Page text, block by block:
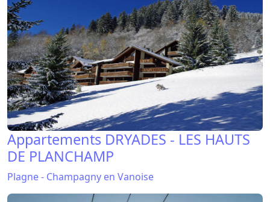
Appartements DRYADES - LES HAUTS
DE PLANCHAMP
Plagne - Champagny en Vanoise